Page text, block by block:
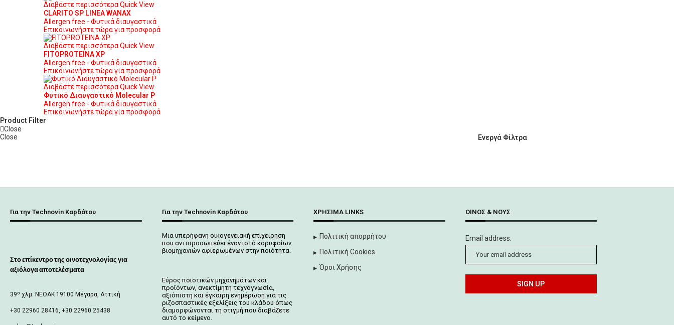
Διαβάστε περισσότεραQuick View
CLARITO SP LINEA WANAX
Allergen free - Φυτικά διαυγαστικά
Επικοινωνήστε τώρα για προσφορά
Διαβάστε περισσότεραQuick View
FITOPROTEINA XP
Allergen free - Φυτικά διαυγαστικά
Επικοινωνήστε τώρα για προσφορά
Διαβάστε περισσότεραQuick View
Φυτικό Διαυγαστικό Μοlecular P
Allergen free - Φυτικά διαυγαστικά
Επικοινωνήστε τώρα για προσφορά
Product Filter
Close
Ενεργά Φίλτρα
Close
Για την Technovin Καρδάτου
Στο επίκεντρο της οινοτεχνολογίας για
αξιόλογα αποτελέσματα
39º χλμ. ΝΕΟΑΚ 19100 Mέγαρα, Αττική
+30 22960 28416, +30 22960 25438
Για την Technovin Καρδάτου
Μια υπερήφανη οικογενειακή επιχείρηση
που αντιπροσωπεύει έναν ιστό κορυφαίων
βιομηχανιών αφιερωμένων στην ποιότητα.
Εύρος ποιοτικών μηχανημάτων και
προϊόντων, ανεκτίμητη τεχνογνωσία,
αξιόπιστη και έγκαιρη ενημέρωση για τις
ριζοσπαστικές εξελίξεις του κλάδου όπως
διαμορφώνονται τη στιγμή που διαβάζετε
αυτό το κείμενο.
ΧΡΉΣΙΜΑ LINKS
Πολιτική απορρήτου
Πολιτική Cookies
Όροι Χρήσης
ΟΊΝΟΣ & ΝΟΥΣ
Email address: